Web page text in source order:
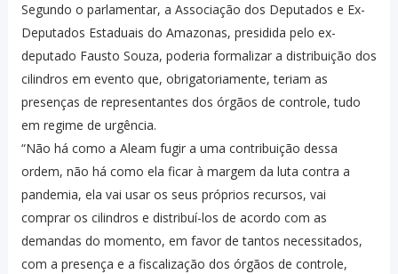
Segundo o parlamentar, a Associação dos Deputados e Ex-
Deputados Estaduais do Amazonas, presidida pelo ex-
deputado Fausto Souza, poderia formalizar a distribuição dos
cilindros em evento que, obrigatoriamente, teriam as
presenças de representantes dos órgãos de controle, tudo
em regime de urgência.
“Não há como a Aleam fugir a uma contribuição dessa
ordem, não há como ela ficar à margem da luta contra a
pandemia, ela vai usar os seus próprios recursos, vai
comprar os cilindros e distribuí-los de acordo com as
demandas do momento, em favor de tantos necessitados,
com a presença e a fiscalização dos órgãos de controle,